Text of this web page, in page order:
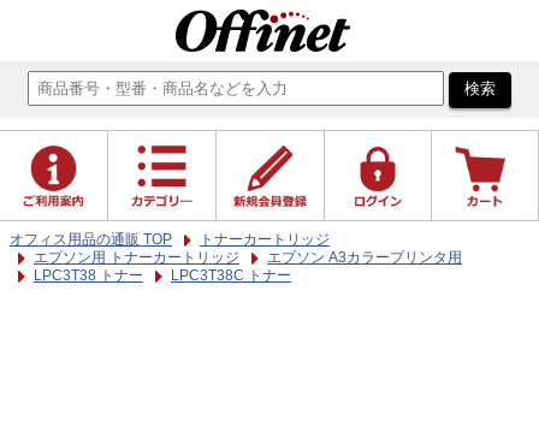
オフィス用品の通販 TOP
トナーカートリッジ
エプソン用 トナーカートリッジ
エプソン A3カラープリンタ用
LPC3T38 トナー
LPC3T38C トナー